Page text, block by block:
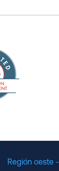
Región oeste